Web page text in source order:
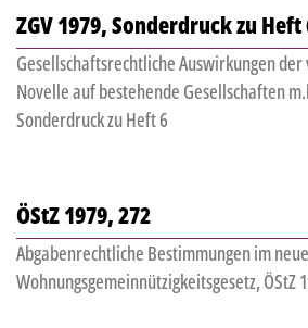
ZGV 1979, Sonderdruck zu Heft
Gesellschaftsrechtliche Auswirkungen
Novelle auf bestehende Gesellschaften
Sonderdruck zu Heft 6
ÖStZ 1979, 272
Abgabenrechtliche Bestimmungen im
Wohnungsgemeinnützigkeitsgesetz, ÖStZ